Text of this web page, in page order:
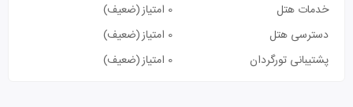
خدمات هتل
0 امتیاز
(ضعیف)
دسترسی هتل
0 امتیاز
(ضعیف)
پشتیبانی تورگردان
0 امتیاز (ضعیف)